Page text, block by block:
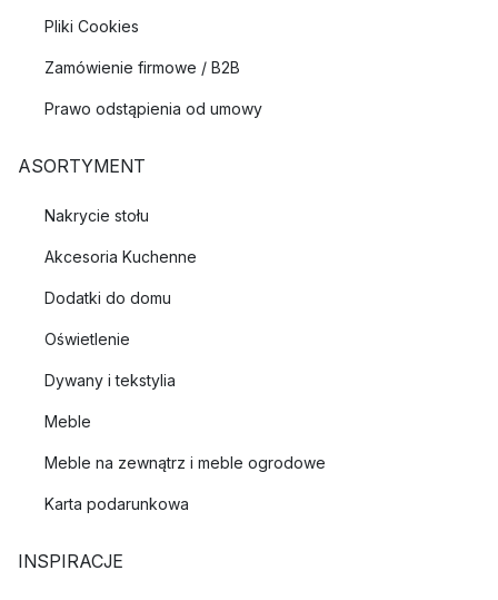
Pliki Cookies
Zamówienie firmowe / B2B
Prawo odstąpienia od umowy
ASORTYMENT
Nakrycie stołu
Akcesoria Kuchenne
Dodatki do domu
Oświetlenie
Dywany i tekstylia
Meble
Meble na zewnątrz i meble ogrodowe
Karta podarunkowa
INSPIRACJE